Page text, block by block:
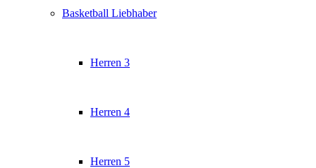
Basketball Liebhaber
Herren 3
Herren 4
Herren 5